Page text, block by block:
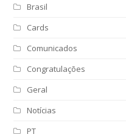
Brasil
Cards
Comunicados
Congratulações
Geral
Notícias
PT